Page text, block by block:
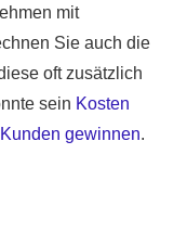
mit
Sie auch die
oft zusätzlich
sein Kosten
gewinnen.